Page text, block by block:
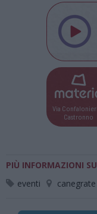
Via
Castronno
PIÙ INFORMAZIONI SU
eventi
canegrate